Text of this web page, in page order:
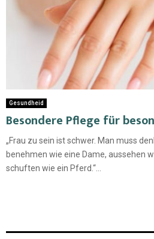
Gesundheid
Besondere Pflege für
„Frau zu sein ist schwer. Man muss
benehmen wie eine Dame, aussehen
schuften wie ein Pferd.“...